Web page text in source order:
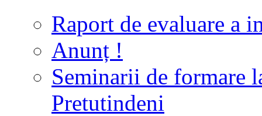
Raport de evaluare a
Anunț !
Seminarii de formare
Pretutindeni